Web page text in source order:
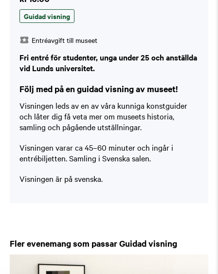
Guidad visning
Entréavgift till museet
Fri entré för studenter, unga under 25 och anställda
vid Lunds universitet.
Följ med på en guidad visning av museet!
Visningen leds av en av våra kunniga konstguider
och låter dig få veta mer om museets historia,
samling och pågående utställningar.
Visningen varar ca 45–60 minuter och ingår i
entrébiljetten. Samling i Svenska salen.
Visningen är på svenska.
Fler evenemang som passar Guidad visning